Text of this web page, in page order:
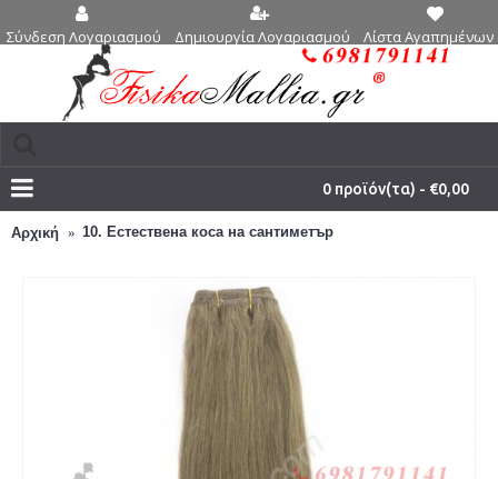
Σύνδεση Λογαριασμού Δημιουργία Λογαριασμού Λίστα Αγαπημένων
0 προϊόν(τα) - €0,00
Αρχική 10. Естествена коса на сантиметър